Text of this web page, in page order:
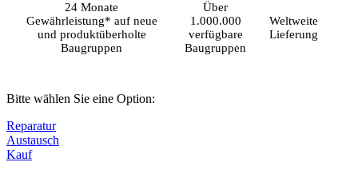
24 Monate
Gewährleistung* auf neue
und produktüberholte
Baugruppen
Über
1.000.000
verfügbare
Baugruppen
Weltweite
Lieferung
Bitte wählen Sie eine Option:
Reparatur
Austausch
Kauf